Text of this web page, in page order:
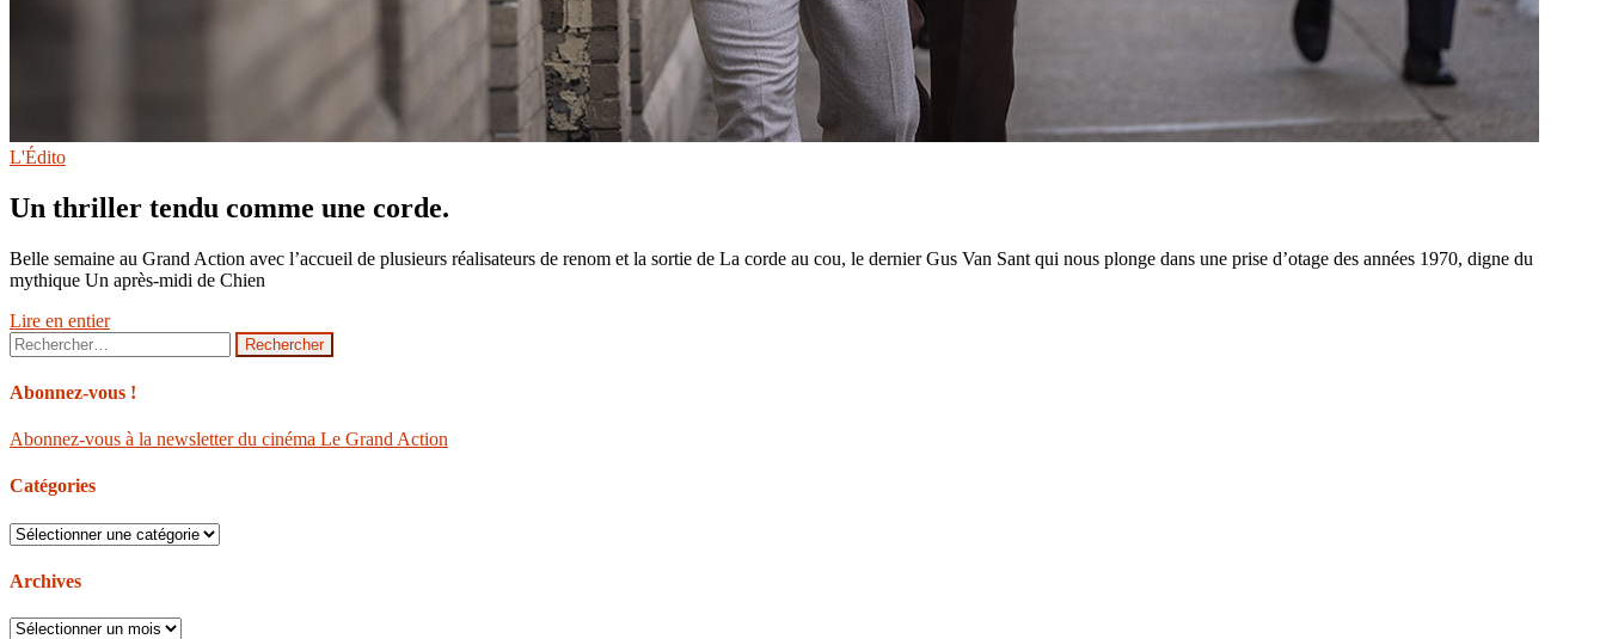
L'Édito
Un thriller tendu comme une corde.
Belle semaine au Grand Action avec l’accueil de plusieurs réalisateurs de renom et la sortie de La corde au cou, le dernier Gus Van Sant qui nous plonge dans une prise d’otage des années 1970, digne du
mythique Un après-midi de Chien
Lire en entier
Rechercher :
Abonnez-vous !
Abonnez-vous à la newsletter du cinéma Le Grand Action
Catégories
Catégories
Archives
Archives